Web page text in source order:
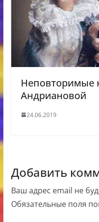
Неповторимые
Андриановой
24.06.2019
Добавить
Ваш адрес email не
Обязательные поля